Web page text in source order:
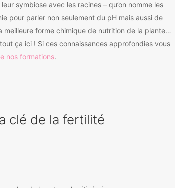
symbiose avec les racines – qu’on nomme les
pour parler non seulement du pH mais aussi de
meilleure forme chimique de nutrition de la plante…
ça ici ! Si ces connaissances approfondies vous
nos formations.
clé de la fertilité